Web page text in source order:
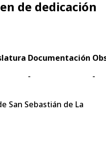
de dedicación
Documentación
- -
San Sebastián de La